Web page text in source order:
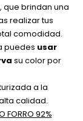
que brindan una
realizar tus
comodidad.
puedes usar
su color por
a la
calidad.
FORRO 92%